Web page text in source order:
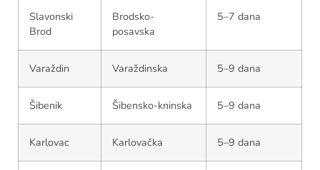
Slavonski
Brod
Brodsko-
posavska
5–7 dana
Varaždin Varaždinska 5–9 dana
Šibenik Šibensko-kninska 5–9 dana
Karlovac Karlovačka 5–9 dana